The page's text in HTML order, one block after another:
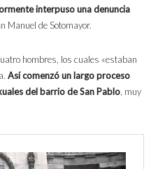
interpuso una denuncia
Manuel de Sotomayor.
hombres, los cuales «estaban
Así comenzó un largo proceso
del barrio de San Pablo, muy